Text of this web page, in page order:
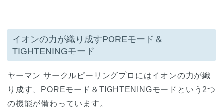
イオンの力が織り成すPOREモード＆
TIGHTENINGモード
ヤーマン サークルピーリングプロにはイオンの力が織
り成す、POREモード＆TIGHTENINGモードという2つ
の機能が備わっています。